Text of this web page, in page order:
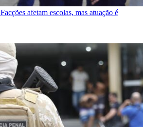
Facções afetam escolas, mas atuação é